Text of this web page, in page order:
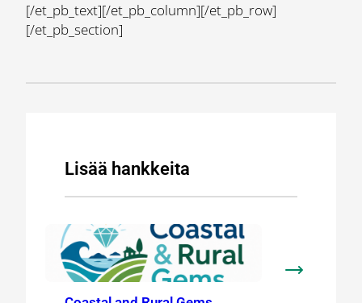
[/et_pb_text][/et_pb_column][/et_pb_row]
[/et_pb_section]
Lisää hankkeita